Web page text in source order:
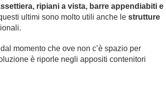
ripiani a vista, barre appendiabiti e
ultimi sono molto utili anche le strutture
momento che ove non c’è spazio per
è riporle negli appositi contenitori